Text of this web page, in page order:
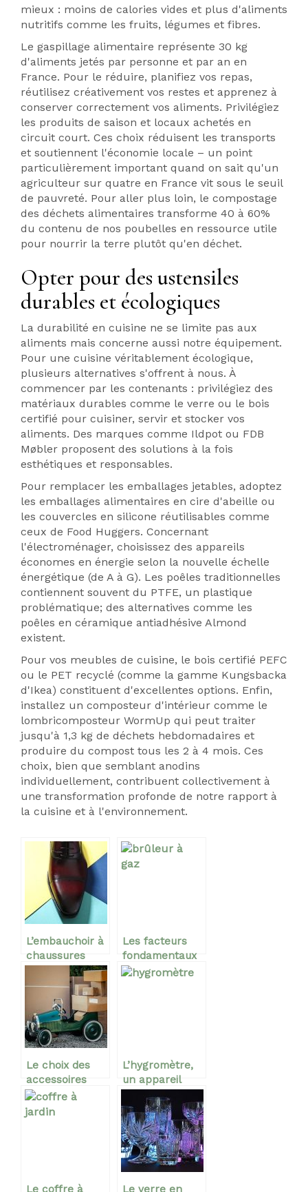
mieux : moins de calories vides et plus d'aliments
nutritifs comme les fruits, légumes et fibres.
Le gaspillage alimentaire représente 30 kg
d'aliments jetés par personne et par an en
France. Pour le réduire, planifiez vos repas,
réutilisez créativement vos restes et apprenez à
conserver correctement vos aliments. Privilégiez
les produits de saison et locaux achetés en
circuit court. Ces choix réduisent les transports
et soutiennent l'économie locale – un point
particulièrement important quand on sait qu'un
agriculteur sur quatre en France vit sous le seuil
de pauvreté. Pour aller plus loin, le compostage
des déchets alimentaires transforme 40 à 60%
du contenu de nos poubelles en ressource utile
pour nourrir la terre plutôt qu'en déchet.
Opter pour des ustensiles
durables et écologiques
La durabilité en cuisine ne se limite pas aux
aliments mais concerne aussi notre équipement.
Pour une cuisine véritablement écologique,
plusieurs alternatives s'offrent à nous. À
commencer par les contenants : privilégiez des
matériaux durables comme le verre ou le bois
certifié pour cuisiner, servir et stocker vos
aliments. Des marques comme Ildpot ou FDB
Møbler proposent des solutions à la fois
esthétiques et responsables.
Pour remplacer les emballages jetables, adoptez
les emballages alimentaires en cire d'abeille ou
les couvercles en silicone réutilisables comme
ceux de Food Huggers. Concernant
l'électroménager, choisissez des appareils
économes en énergie selon la nouvelle échelle
énergétique (de A à G). Les poêles traditionnelles
contiennent souvent du PTFE, un plastique
problématique; des alternatives comme les
poêles en céramique antiadhésive Almond
existent.
Pour vos meubles de cuisine, le bois certifié PEFC
ou le PET recyclé (comme la gamme Kungsbacka
d'Ikea) constituent d'excellentes options. Enfin,
installez un composteur d'intérieur comme le
lombricomposteur WormUp qui peut traiter
jusqu'à 1,3 kg de déchets hebdomadaires et
produire du compost tous les 2 à 4 mois. Ces
choix, bien que semblant anodins
individuellement, contribuent collectivement à
une transformation profonde de notre rapport à
la cuisine et à l'environnement.
L’embauchoir à
chaussures
pour conserver
la beauté du
Les facteurs
fondamentaux
et déterminant
Le choix des
accessoires
détermine la
sécurité des
L’hygromètre,
un appareil
mesure de
l’humidité de
l’air
Le coffre à Le verre en